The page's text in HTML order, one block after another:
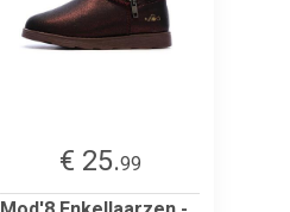
€ 25.99